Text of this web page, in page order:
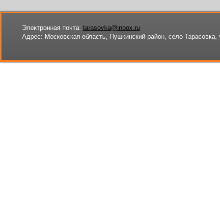
Электронная почта: tarasovka@inbox.ru
Адрес: Московская область, Пушкинский район, село